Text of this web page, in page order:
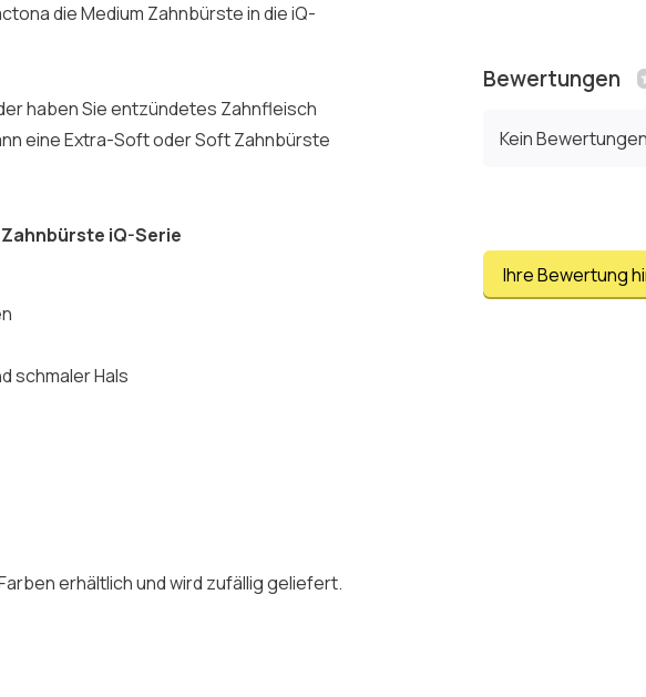
die Medium Zahnbürste in die iQ-
haben Sie entzündetes Zahnfleisch
eine Extra-Soft oder Soft Zahnbürste
iQ-Serie
schmaler Hals
erhältlich und wird zufällig geliefert.
Bewertungen
Kein Bewertungen
Ihre Bewertung